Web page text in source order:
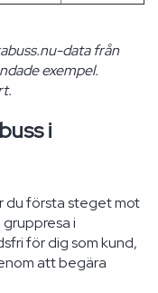
data från
exempel.
i
du första steget mot
i
för dig som kund,
att begära